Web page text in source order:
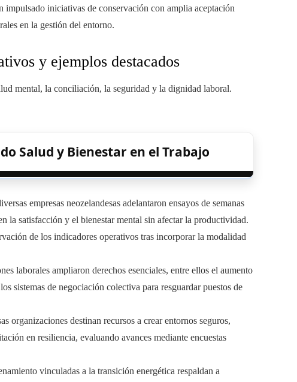
impulsado iniciativas de conservación con amplia aceptación
en la gestión del entorno.
y ejemplos destacados
mental, la conciliación, la seguridad y la dignidad laboral.
Salud y Bienestar en el Trabajo
empresas neozelandesas adelantaron ensayos de semanas
la satisfacción y el bienestar mental sin afectar la productividad.
de los indicadores operativos tras incorporar la modalidad
laborales ampliaron derechos esenciales, entre ellos el aumento
sistemas de negociación colectiva para resguardar puestos de
organizaciones destinan recursos a crear entornos seguros,
en resiliencia, evaluando avances mediante encuestas
vinculadas a la transición energética respaldan a